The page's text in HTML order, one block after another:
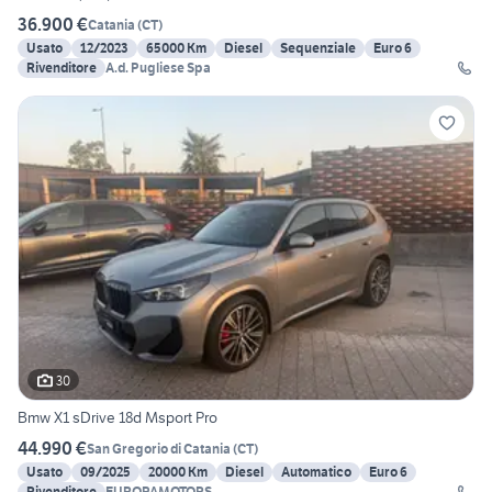
36.900 €Catania (CT)
Usato
12/2023 65000 Km Diesel Sequenziale
Euro 6
Rivenditore A.d. Pugliese Spa
30
Bmw X1 sDrive 18d Msport Pro
44.990 €San Gregorio di Catania (CT)
Usato
09/2025 20000 Km Diesel Automatico
Euro 6